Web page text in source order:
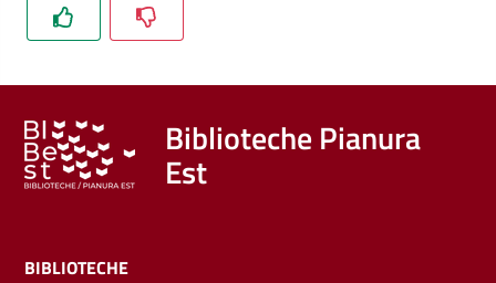
libri
film
Calendario
Biblioteche Pianura
Est
BIBLIOTECHE